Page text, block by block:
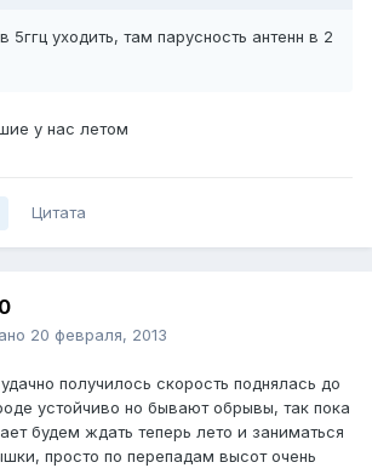
5ггц уходить, там парусность антенн в 2
у нас летом
Цитата
20 февраля, 2013
получилось скорость поднялась до
устойчиво но бывают обрывы, так пока
будем ждать теперь лето и заниматься
просто по перепадам высот очень